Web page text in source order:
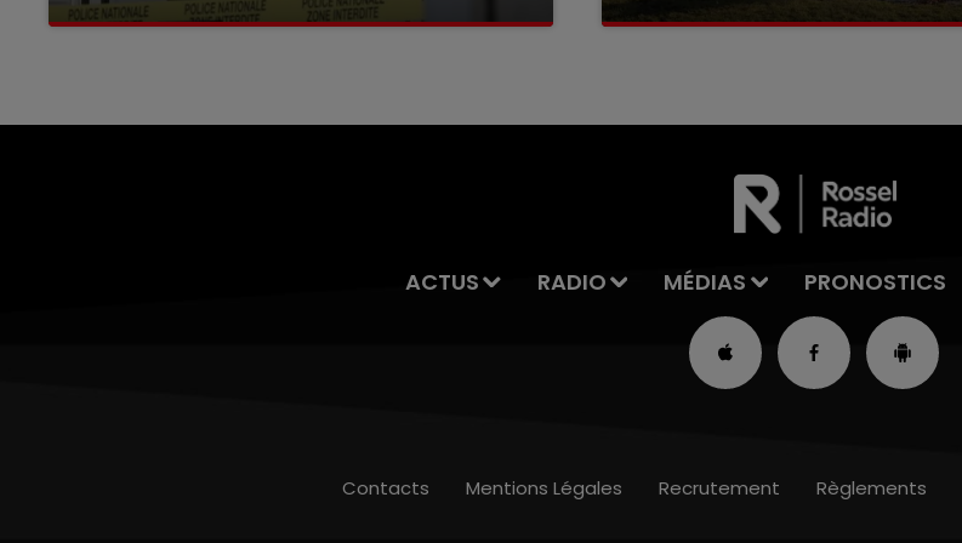
Selon les premiers éléments, le logement
La victime a coulé à pic
ACTUS RADIO MÉDIAS PRONOSTICS
Contacts Mentions Légales Recrutement Règlements